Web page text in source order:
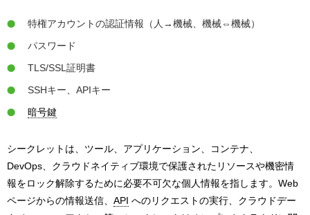
特権アカウントの認証情報（人→機械、機械⇔機械）
パスワード
TLS/SSL証明書
SSHキー、APIキー
暗号鍵
シークレットは、ツール、アプリケーション、コンテナ、
DevOps、クラウドネイティブ環境で保護されたリソースや機密情
報をロック解除するために必要不可欠な個人情報を指します。Web
ページからの情報送信、 API へのリクエストの実行、クラウドデー